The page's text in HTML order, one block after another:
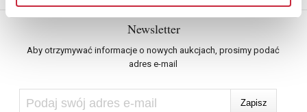
Newsletter
Aby otrzymywać informacje o nowych aukcjach, prosimy podać
adres e-mail